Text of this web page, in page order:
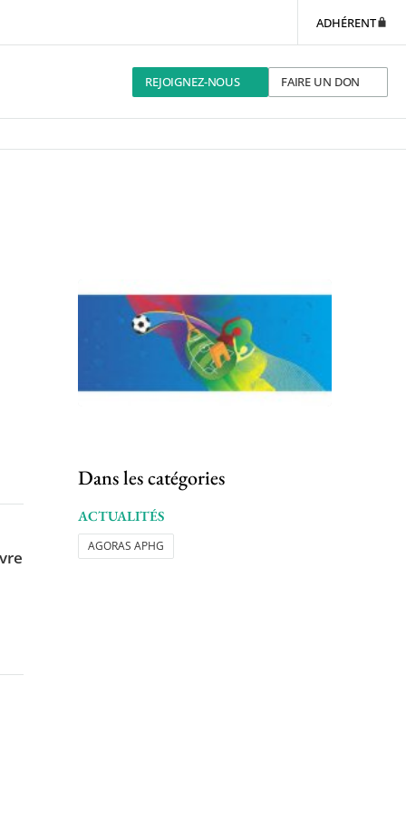
ADHÉRENT
REJOIGNEZ-NOUS FAIRE UN DON
Dans les catégories
ACTUALITÉS
AGORAS APHG